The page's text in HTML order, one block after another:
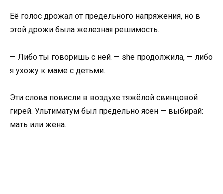
Её голос дрожал от предельного напряжения, но в
этой дрожи была железная решимость.
— Либо ты говоришь с ней, — she продолжила, — либо
я ухожу к маме с детьми.
Эти слова повисли в воздухе тяжёлой свинцовой
гирей. Ультиматум был предельно ясен — выбирай:
мать или жена.